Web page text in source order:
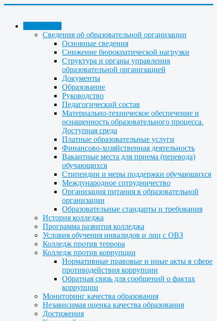
Сведения об образовательной организации
Основные сведения
Снижение бюрократической нагрузки
Структура и органы управления
образовательной организацией
Документы
Образование
Руководство
Педагогический состав
Материально-техническое обеспечение и
оснащенность образовательного процесса.
Доступная среда
Платные образовательные услуги
Финансово-хозяйственная деятельность
Вакантные места для приема (перевода)
обучающихся
Стипендии и меры поддержки обучающихся
Международное сотрудничество
Организация питания в образовательной
организации
Образовательные стандарты и требования
История колледжа
Программа развития колледжа
Условия обучения инвалидов и лиц с ОВЗ
Колледж против террора
Колледж против коррупции
Нормативные правовые и иные акты в сфере
противодействия коррупции
Обратная связь для сообщений о фактах
коррупции
Мониторинг качества образования
Независимая оценка качества образования
Достижения